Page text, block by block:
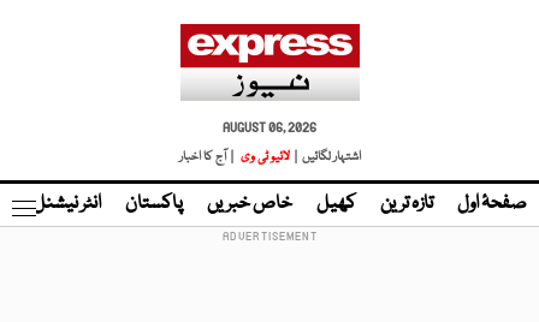
AUGUST 06, 2026
اشتہار لگائیں |
لائیو ٹی وی | آج کا اخبار
صفحۂ اول تازہ ترین کھیل خاص خبریں پاکستان انٹر نیشنل